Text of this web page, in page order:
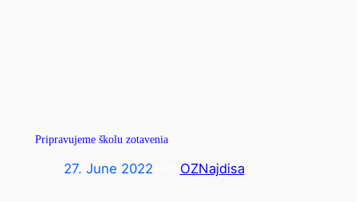
Pripravujeme školu zotavenia
27. June 2022 OZNajdisa